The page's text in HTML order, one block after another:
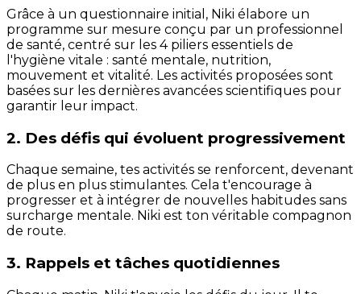
Grâce à un questionnaire initial, Niki élabore un
programme sur mesure conçu par un professionnel
de santé, centré sur les 4 piliers essentiels de
l'hygiène vitale : santé mentale, nutrition,
mouvement et vitalité. Les activités proposées sont
basées sur les dernières avancées scientifiques pour
garantir leur impact.
2. Des défis qui évoluent progressivement
Chaque semaine, tes activités se renforcent, devenant
de plus en plus stimulantes. Cela t'encourage à
progresser et à intégrer de nouvelles habitudes sans
surcharge mentale. Niki est ton véritable compagnon
de route.
3. Rappels et tâches quotidiennes